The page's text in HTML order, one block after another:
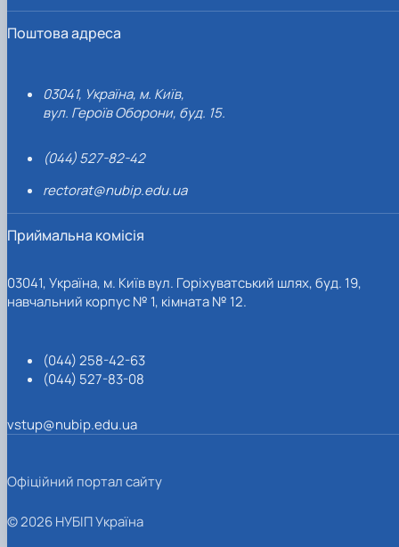
Поштова адреса
03041, Україна, м. Київ,
вул. Героїв Оборони, буд. 15.
(044) 527-82-42
rectorat@nubip.edu.ua
Приймальна комісія
03041, Україна, м. Київ вул. Горіхуватський шлях, буд. 19,
навчальний корпус № 1, кімната № 12.
(044) 258-42-63
(044) 527-83-08
vstup@nubip.edu.ua
Офіційний портал сайту
© 2026 НУБІП Україна